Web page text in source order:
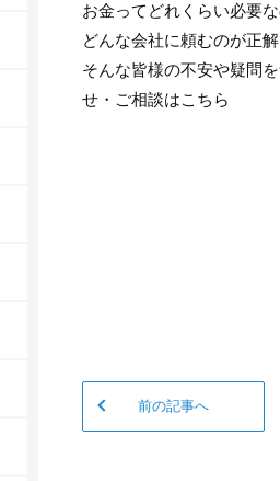
お金ってどれくらい必要な
どんな会社に頼むのが正解
そんな皆様の不安や疑問を
せ・ご相談はこちら
前の記事へ